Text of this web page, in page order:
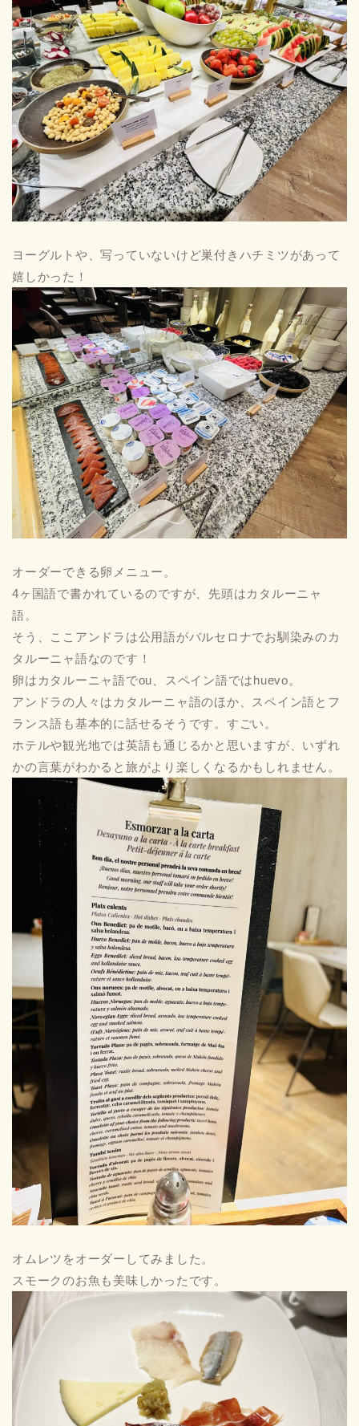
ヨーグルトや、写っていないけど巣付きハチミツがあって
嬉しかった！
オーダーできる卵メニュー。
4ヶ国語で書かれているのですが、先頭はカタルーニャ
語。
そう、ここアンドラは公用語がバルセロナでお馴染みのカ
タルーニャ語なのです！
卵はカタルーニャ語でou、スペイン語ではhuevo。
アンドラの人々はカタルーニャ語のほか、スペイン語とフ
ランス語も基本的に話せるそうです。すごい。
ホテルや観光地では英語も通じるかと思いますが、いずれ
かの言葉がわかると旅がより楽しくなるかもしれません。
オムレツをオーダーしてみました。
スモークのお魚も美味しかったです。